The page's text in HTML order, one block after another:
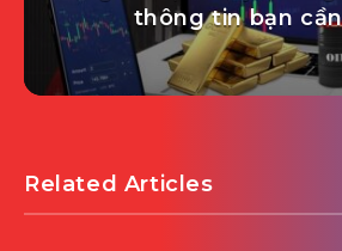
thông tin bạn
Related Articles